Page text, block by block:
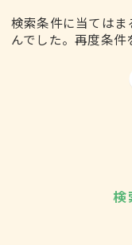
検索条件に当ては
んでした。再度条件
検